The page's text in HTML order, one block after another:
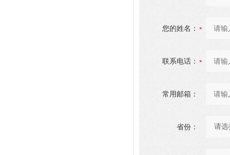
您的姓名：
联系电话：
常用邮箱：
省份：